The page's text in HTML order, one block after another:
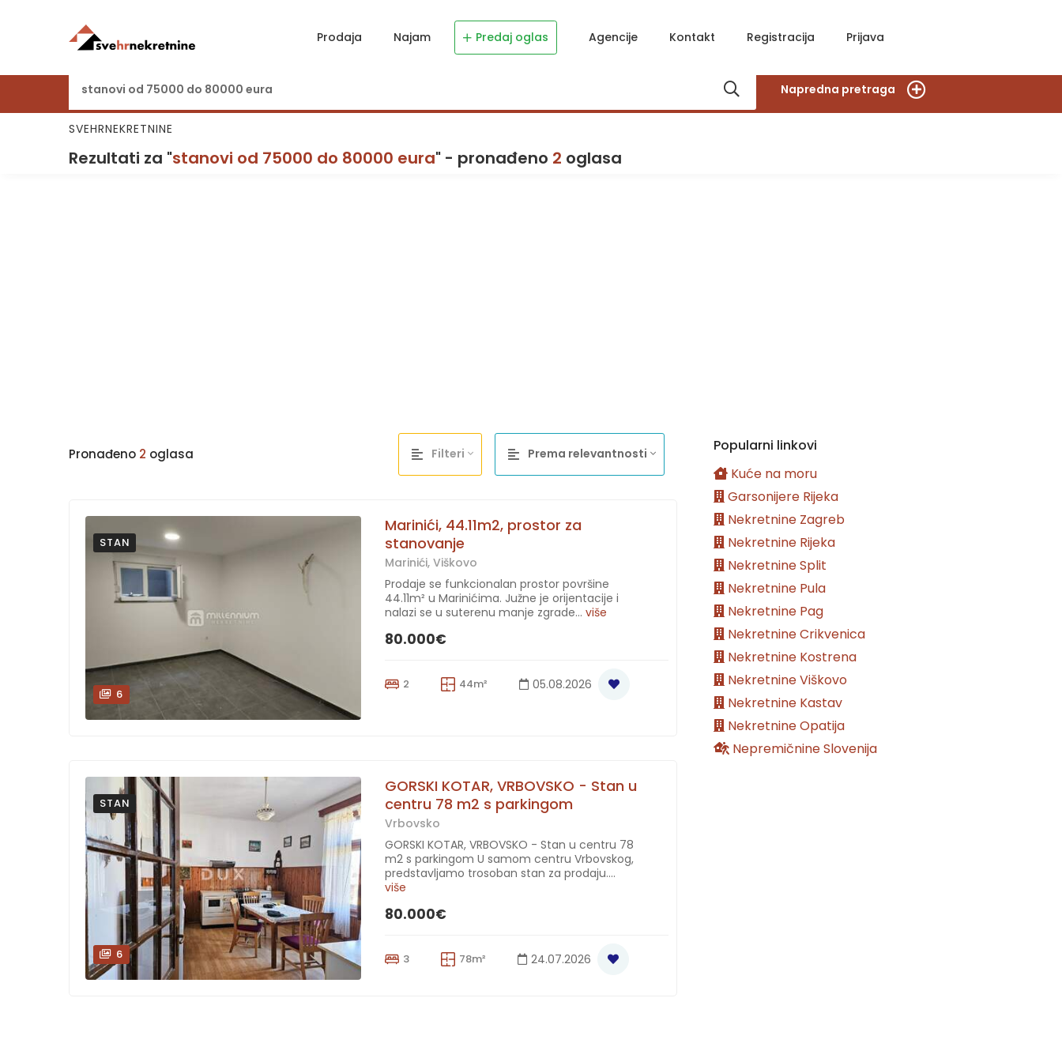
Prodaja Najam Predaj oglas Agencije Kontakt Registracija Prijava
Napredna pretraga
SVEHRNEKRETNINE
Rezultati za "stanovi od 75000 do 80000 eura" - pronađeno 2 oglasa
Pronađeno 2 oglasa Filteri Prema relevantnosti
STAN
6
Marinići, 44.11m2, prostor za
stanovanje
Marinići, Viškovo
Prodaje se funkcionalan prostor površine
44.11m² u Marinićima. Južne je orijentacije i
nalazi se u suterenu manje zgrade... više
80.000€
2 44m² 05.08.2026
STAN
6
GORSKI KOTAR, VRBOVSKO - Stan u
centru 78 m2 s parkingom
Vrbovsko
GORSKI KOTAR, VRBOVSKO - Stan u centru 78
m2 s parkingom U samom centru Vrbovskog,
predstavljamo trosoban stan za prodaju....
više
80.000€
3 78m² 24.07.2026
Popularni linkovi
Kuće na moru
Garsonijere Rijeka
Nekretnine Zagreb
Nekretnine Rijeka
Nekretnine Split
Nekretnine Pula
Nekretnine Pag
Nekretnine Crikvenica
Nekretnine Kostrena
Nekretnine Viškovo
Nekretnine Kastav
Nekretnine Opatija
Nepremičnine Slovenija